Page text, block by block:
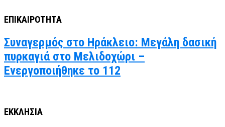
ΕΠΙΚΑΙΡΟΤΗΤΑ
Συναγερμός στο Ηράκλειο: Μεγάλη δασική
πυρκαγιά στο Μελιδοχώρι –
Ενεργοποιήθηκε το 112
ΕΚΚΛΗΣΙΑ